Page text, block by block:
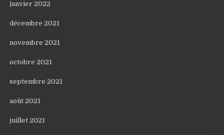
janvier 2022
décembre 2021
novembre 2021
octobre 2021
septembre 2021
août 2021
juillet 2021